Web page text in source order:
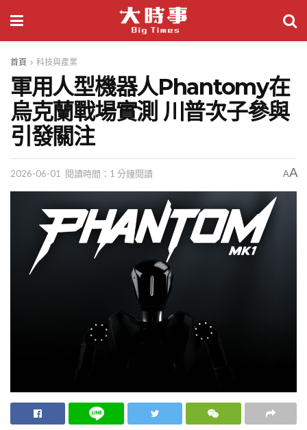
首頁 科技與產業
軍用人型機器人Phantomy在
烏克蘭戰場實測 川普次子參與
引發關注
2026-06-01 閱讀時間：1 分鐘閱讀 AA